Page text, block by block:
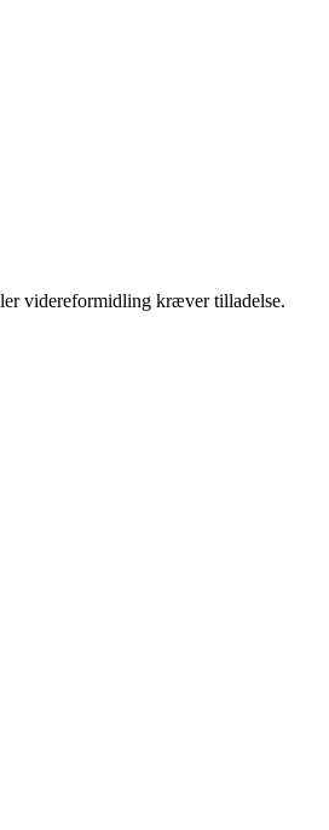
videreformidling kræver tilladelse.